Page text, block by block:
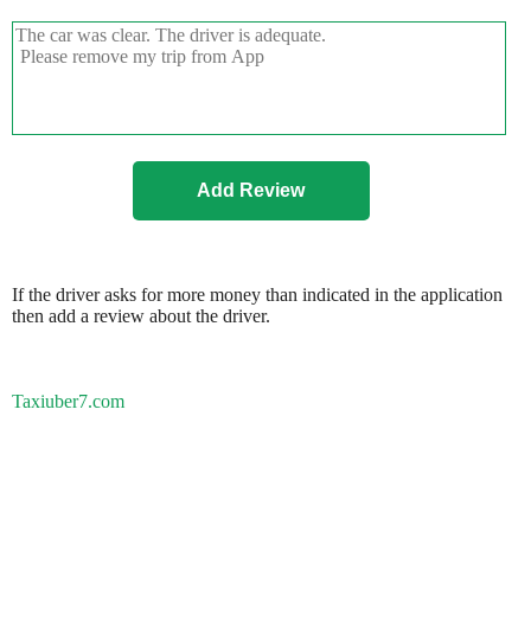
If the driver asks for more money than indicated in the application
then add a review about the driver.
Taxiuber7.com